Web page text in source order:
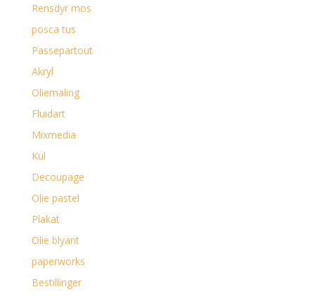
Rensdyr mos
posca tus
Passepartout
Akryl
Oliemaling
Fluidart
Mixmedia
Kul
Decoupage
Olie pastel
Plakat
Olie blyant
paperworks
Bestillinger